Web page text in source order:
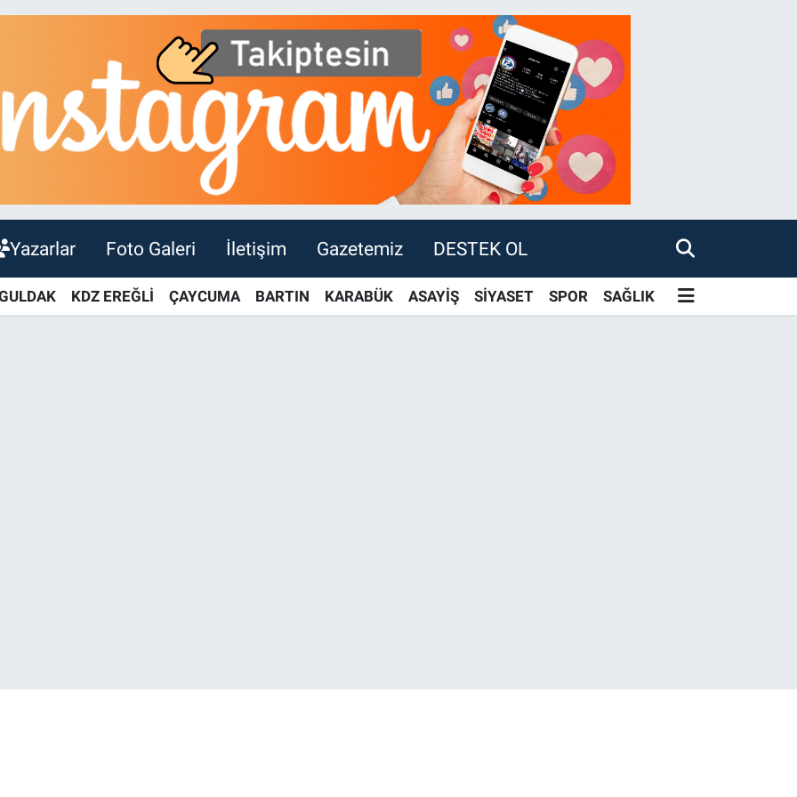
Yazarlar Foto Galeri İletişim Gazetemiz DESTEK OL
KDZ EREĞLİ ÇAYCUMA BARTIN KARABÜK ASAYİŞ SİYASET SPOR SAĞLIK